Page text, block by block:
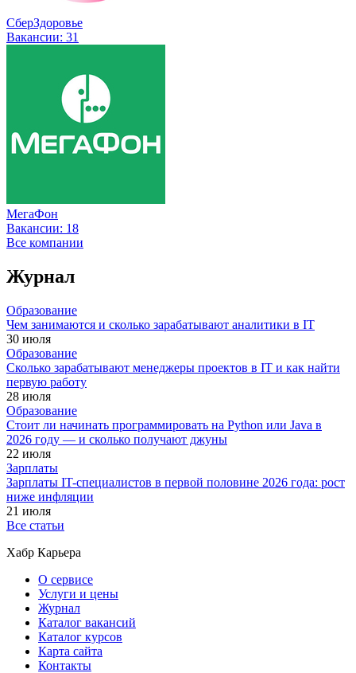
СберЗдоровье
Вакансии: 31
МегаФон
Вакансии: 18
Все компании
Журнал
Образование
Чем занимаются и сколько зарабатывают аналитики в IT
30 июля
Образование
Сколько зарабатывают менеджеры проектов в IT и как найти
первую работу
28 июля
Образование
Стоит ли начинать программировать на Python или Java в
2026 году — и сколько получают джуны
22 июля
Зарплаты
Зарплаты IT-специалистов в первой половине 2026 года: рост
ниже инфляции
21 июля
Все статьи
Хабр Карьера
О сервисе
Услуги и цены
Журнал
Каталог вакансий
Каталог курсов
Карта сайта
Контакты